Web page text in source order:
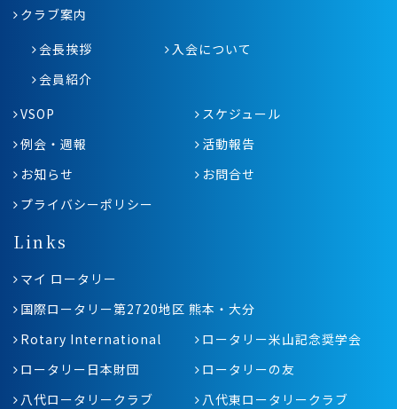
クラブ案内
会長挨拶
入会について
会員紹介
VSOP
スケジュール
例会・週報
活動報告
お知らせ
お問合せ
プライバシーポリシー
Links
マイ ロータリー
国際ロータリー第2720地区 熊本・大分
Rotary International
ロータリー米山記念奨学会
ロータリー日本財団
ロータリーの友
八代ロータリークラブ
八代東ロータリークラブ